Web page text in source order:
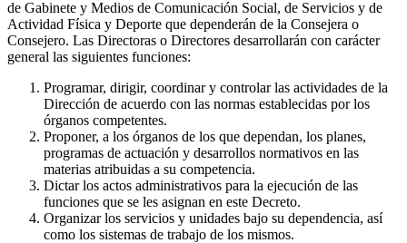
de Gabinete y Medios de Comunicación Social, de Servicios y de
Actividad Física y Deporte que dependerán de la Consejera o
Consejero. Las Directoras o Directores desarrollarán con carácter
general las siguientes funciones:
Programar, dirigir, coordinar y controlar las actividades de la
Dirección de acuerdo con las normas establecidas por los
órganos competentes.
Proponer, a los órganos de los que dependan, los planes,
programas de actuación y desarrollos normativos en las
materias atribuidas a su competencia.
Dictar los actos administrativos para la ejecución de las
funciones que se les asignan en este Decreto.
Organizar los servicios y unidades bajo su dependencia, así
como los sistemas de trabajo de los mismos.